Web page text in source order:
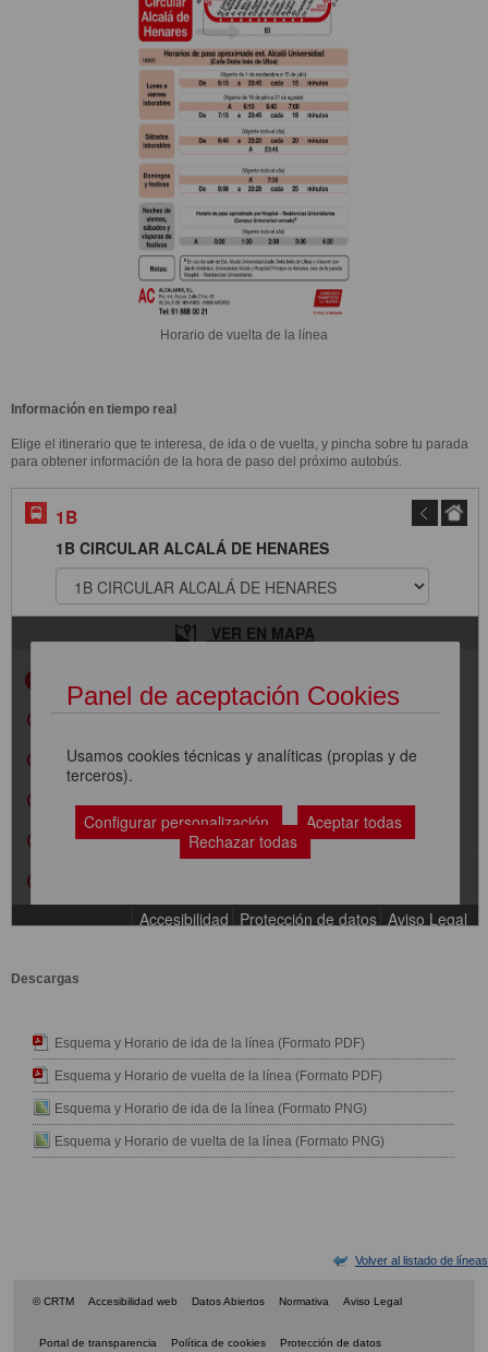
Horario de vuelta de la línea
Información en tiempo real
Elige el itinerario que te interesa, de ida o de vuelta, y pincha sobre tu parada
para obtener información de la hora de paso del próximo autobús.
Descargas
Esquema y Horario de ida de la línea (Formato PDF)
Esquema y Horario de vuelta de la línea (Formato PDF)
Esquema y Horario de ida de la línea (Formato PNG)
Esquema y Horario de vuelta de la línea (Formato PNG)
Volver al listado de líneas
© CRTM Accesibilidad web Datos Abiertos Normativa Aviso Legal
Portal de transparencia Política de cookies Protección de datos